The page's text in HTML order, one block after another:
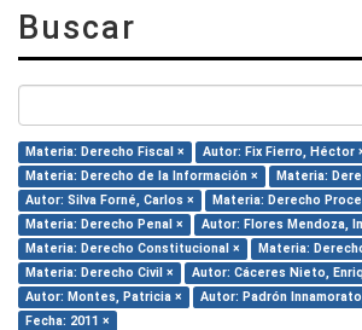
Buscar
Materia: Derecho Fiscal ×
Autor: Fix Fierro, Héctor
Materia: Derecho de la Información ×
Materia:
Autor: Silva Forné, Carlos ×
Materia: Derecho
Materia: Derecho Penal ×
Autor: Flores Mendoza,
Materia: Derecho Constitucional ×
Materia:
Materia: Derecho Civil ×
Autor: Cáceres Nieto,
Autor: Montes, Patricia ×
Autor: Padrón
Fecha: 2011 ×